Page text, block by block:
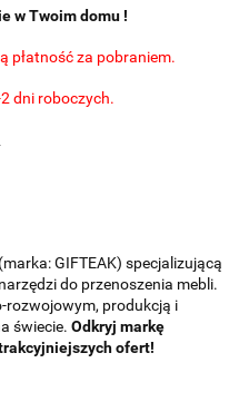
w Twoim domu !
płatność za pobraniem.
dni roboczych.
GIFTEAK) specjalizującą
do przenoszenia mebli.
rozwojowym, produkcją i
świecie. Odkryj markę
ofert!